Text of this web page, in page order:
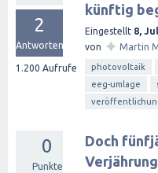
2
Antworten
1.200 Aufrufe
künftig
Eingestellt 8,
von ✦ Martin
photovoltaik
eeg-umlage
0
Punkte
Doch